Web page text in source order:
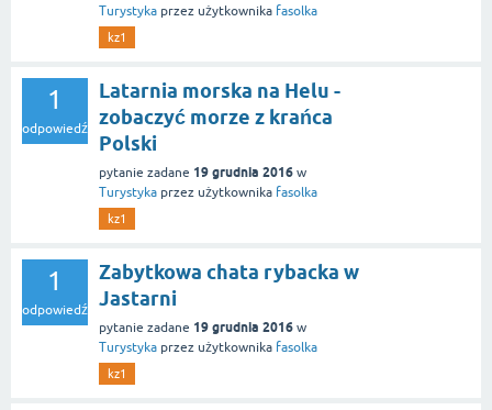
Turystyka przez użytkownika fasolka
kz1
1
odpowiedź
Latarnia morska na Helu -
zobaczyć morze z krańca
Polski
pytanie zadane 19 grudnia 2016 w
Turystyka przez użytkownika fasolka
kz1
1
odpowiedź
Zabytkowa chata rybacka w
Jastarni
pytanie zadane 19 grudnia 2016 w
Turystyka przez użytkownika fasolka
kz1